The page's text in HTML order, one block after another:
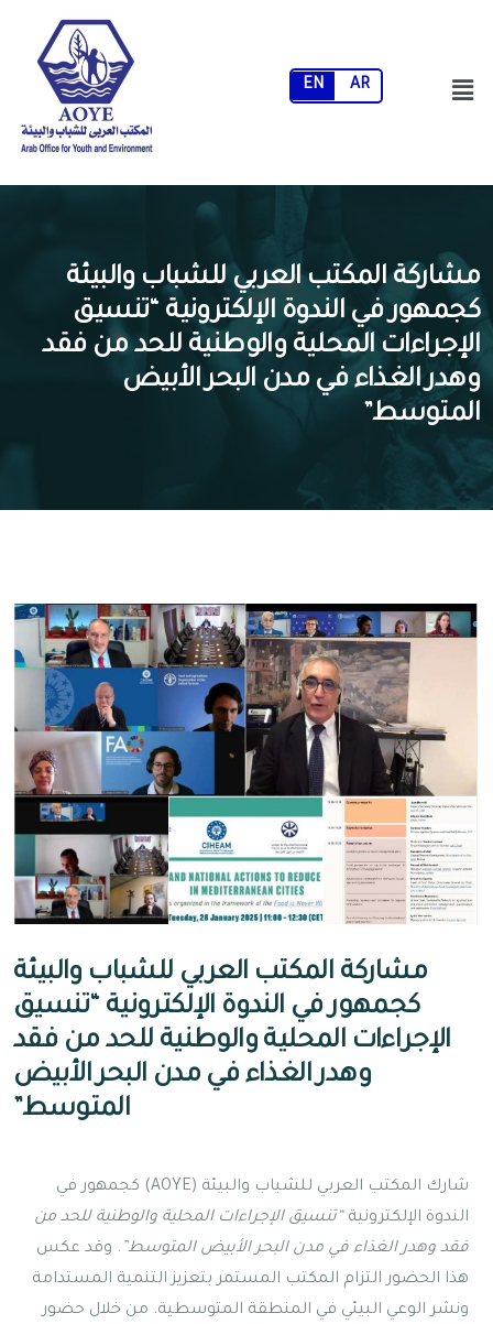
EN AR
مشاركة المكتب العربي للشباب والبيئة
كجمهور في الندوة الإلكترونية “تنسيق
الإجراءات المحلية والوطنية للحد من فقد
وهدر الغذاء في مدن البحر الأبيض
المتوسط”
مشاركة المكتب العربي للشباب والبيئة
كجمهور في الندوة الإلكترونية “تنسيق
الإجراءات المحلية والوطنية للحد من فقد
وهدر الغذاء في مدن البحر الأبيض
المتوسط”
شارك المكتب العربي للشباب والبيئة (AOYE) كجمهور في
الندوة الإلكترونية“تنسيق الإجراءات المحلية والوطنية للحد من
فقد وهدر الغذاء في مدن البحر الأبيض المتوسط” . وقد عكس
هذا الحضور التزام المكتب المستمر بتعزيز التنمية المستدامة
ونشر الوعي البيئي في المنطقة المتوسطية. من خلال حضور